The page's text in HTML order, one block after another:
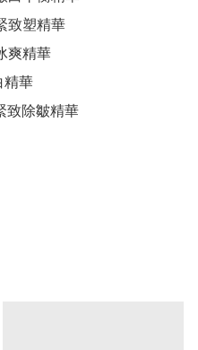
致塑精華
爽精華
精華
致除皺精華